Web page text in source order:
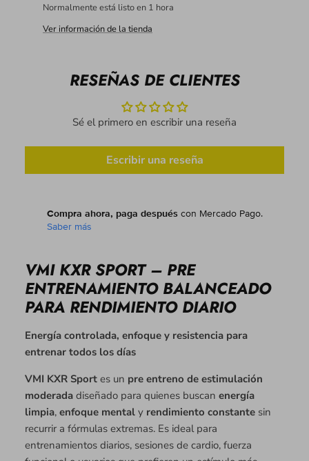
Normalmente está listo en 1 hora
Ver información de la tienda
RESEÑAS DE CLIENTES
Sé el primero en escribir una reseña
Escribir una reseña
Compra ahora, paga después con Mercado Pago.
Saber más
VMI KXR SPORT – PRE
ENTRENAMIENTO BALANCEADO
PARA RENDIMIENTO DIARIO
Energía controlada, enfoque y resistencia para
entrenar todos los días
VMI KXR Sport es un pre entreno de estimulación
moderada diseñado para quienes buscan energía
limpia, enfoque mental y rendimiento constante sin
recurrir a fórmulas extremas. Es ideal para
entrenamientos diarios, sesiones de cardio, fuerza